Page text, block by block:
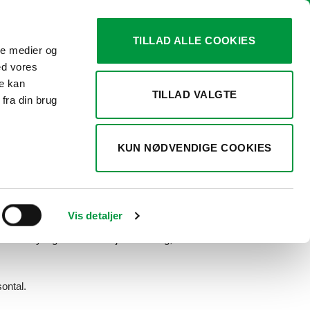
medier og
vores
kan
din brug
Vis detaljer
TILLAD ALLE COOKIES
TILLAD VALGTE
KUN NØDVENDIGE COOKIES
SWINGWING
+ TILBEHØR